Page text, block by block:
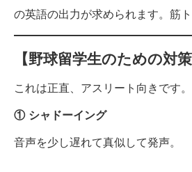
の英語の出力が求められます。筋ト
【野球留学生のための対策
これは正直、アスリート向きです。
① シャドーイング
音声を少し遅れて真似して発声。